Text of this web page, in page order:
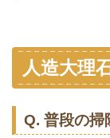
人造大理
Q. 普段の掃